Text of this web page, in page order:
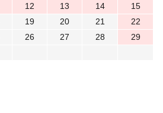
12 13 14
15
19 20 21
22
26 27 28
29